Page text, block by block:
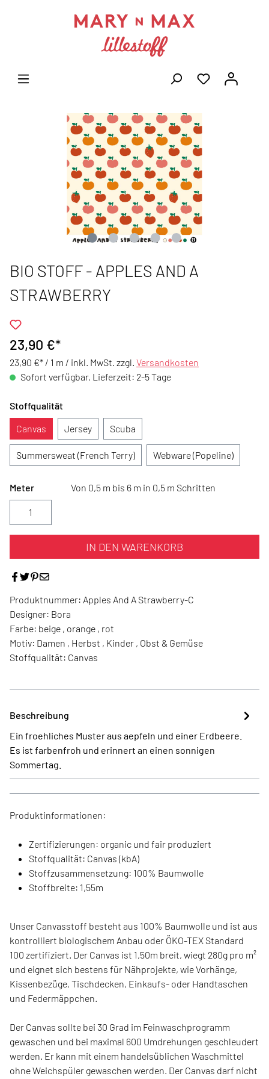
BIO STOFF - APPLES AND A
STRAWBERRY
23,90 €*
23,90 €* / 1 m / inkl. MwSt. zzgl. Versandkosten
Sofort verfügbar, Lieferzeit: 2-5 Tage
Stoffqualität
Canvas
Jersey Scuba
Summersweat (French Terry) Webware (Popeline)
Meter Von 0,5 m bis 6 m in 0,5 m Schritten
IN DEN WARENKORB
Produktnummer: Apples And A Strawberry-C
Designer: Bora
Farbe: beige , orange , rot
Motiv: Damen , Herbst , Kinder , Obst & Gemüse
Stoffqualität: Canvas
Beschreibung
Ein froehliches Muster aus aepfeln und einer Erdbeere.
Es ist farbenfroh und erinnert an einen sonnigen
Sommertag.
Produktinformationen:
Zertifizierungen: organic und fair produziert
Stoffqualität: Canvas (kbA)
Stoffzusammensetzung: 100% Baumwolle
Stoffbreite: 1,55m
Unser Canvasstoff besteht aus 100% Baumwolle und ist aus
kontrolliert biologischem Anbau oder ÖKO-TEX Standard
100 zertifiziert. Der Canvas ist 1,50m breit, wiegt 280g pro m²
und eignet sich bestens für Nähprojekte, wie Vorhänge,
Kissenbezüge, Tischdecken, Einkaufs- oder Handtaschen
und Federmäppchen.
Der Canvas sollte bei 30 Grad im Feinwaschprogramm
gewaschen und bei maximal 600 Umdrehungen geschleudert
werden. Er kann mit einem handelsüblichen Waschmittel
ohne Weichspüler gewaschen werden. Der Canvas darf nicht